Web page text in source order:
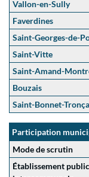
Vallon-en-Sully
Faverdines
Saint-Georges-de-
Saint-Vitte
Saint-Amand-
Bouzais
Saint-Bonnet-
Participation
Mode de scrutin
Établissement